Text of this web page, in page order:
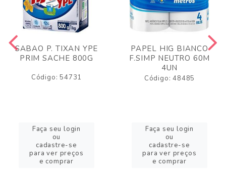
SABAO P. TIXAN YPE
PRIM SACHE 800G
Código: 54731
Faça seu login
ou
cadastre-se
para ver preços
e comprar
PAPEL HIG BIANCO
F.SIMP NEUTRO 60M
4UN
Código: 48485
Faça seu login
ou
cadastre-se
para ver preços
e comprar